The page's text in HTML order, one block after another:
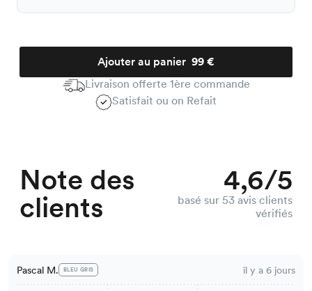
Ajouter au panier
Livraison offerte 1ère commande
Satisfait ou on Refait
Note des
clients
4,6/5
basé sur 53 avis clients
vérifiés
Pascal M. BLEU GRIS il y a 6 jours